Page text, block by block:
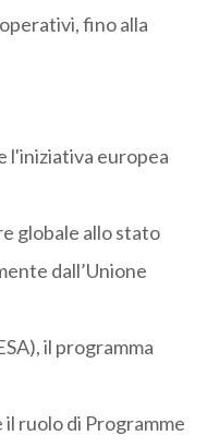
fino alla
l'iniziativa europea
globale allo stato
dall’Unione
il programma
ruolo di Programme